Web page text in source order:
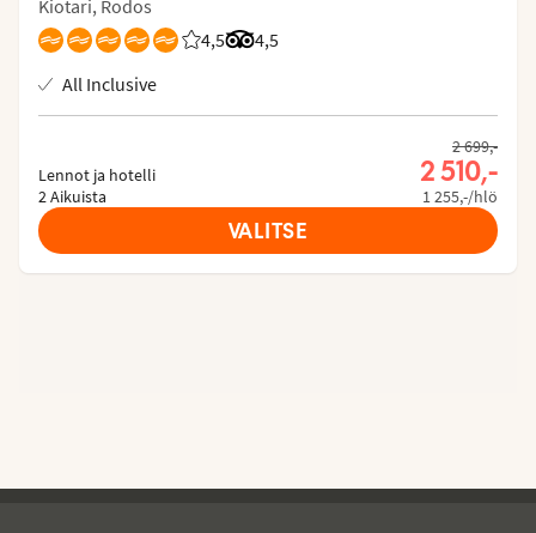
Kiotari, Rodos
4,5
Asiakkaidemme arviot: 4.472/5
4,5
Arvostelut Tripadvisorista: 4.5 of 5
All Inclusive
Lennot ja hotelli
2 Aikuista
2 699,-
2 510,-
1 255,-/hlö
VALITSE